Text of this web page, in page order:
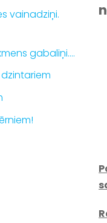
vainadziņi.
gabaliņi....